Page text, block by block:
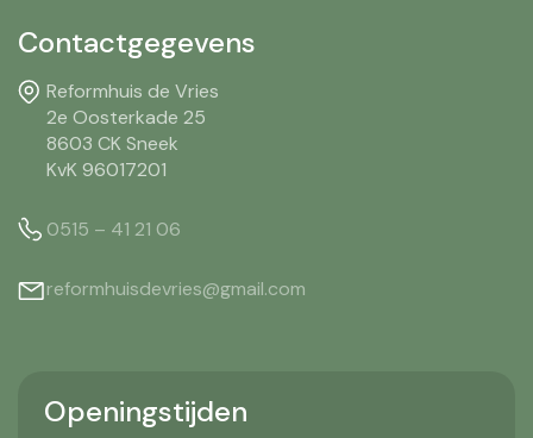
Contactgegevens
Reformhuis de Vries
2e Oosterkade 25
8603 CK Sneek
KvK 96017201
0515 – 41 21 06
reformhuisdevries@gmail.com
Openingstijden